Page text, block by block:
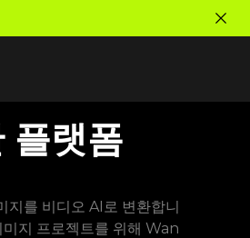
랫폼
를 비디오 AI로 변환합니
지 프로젝트를 위해 Wan